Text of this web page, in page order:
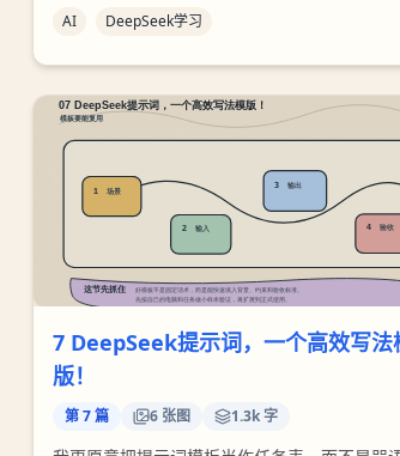
Python”，说明输入数据、输出格式、依赖库和
理，比堆很多形容词更有效。
AI DeepSeek学习
7 DeepSeek提示词，一个高效写法
版！
第7篇 6张图 1.3k 字